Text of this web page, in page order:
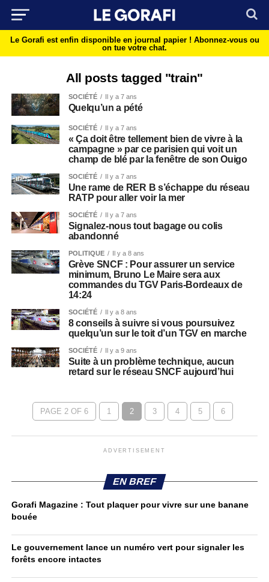
Le Gorafi est enfin disponible en journal papier ! Abonnez-vous ou
on tue votre chat.
All posts tagged "train"
SOCIÉTÉ Il y a 7 ans
Quelqu’un a pété
SOCIÉTÉ Il y a 7 ans
« Ça doit être tellement bien de vivre à la
campagne » par ce parisien qui voit un
champ de blé par la fenêtre de son Ouigo
SOCIÉTÉ Il y a 7 ans
Une rame de RER B s’échappe du réseau
RATP pour aller voir la mer
SOCIÉTÉ Il y a 7 ans
Signalez-nous tout bagage ou colis
abandonné
POLITIQUE Il y a 8 ans
Grève SNCF : Pour assurer un service
minimum, Bruno Le Maire sera aux
commandes du TGV Paris-Bordeaux de
14:24
SOCIÉTÉ Il y a 8 ans
8 conseils à suivre si vous poursuivez
quelqu’un sur le toit d’un TGV en marche
SOCIÉTÉ Il y a 9 ans
Suite à un problème technique, aucun
retard sur le réseau SNCF aujourd’hui
PAGE 2 OF 6 1 2 3 4 5 6
ADVERTISEMENT
EN BREF
Gorafi Magazine : Tout plaquer pour vivre sur une banane
bouée
Le gouvernement lance un numéro vert pour signaler les
forêts encore intactes